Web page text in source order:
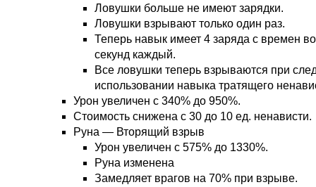
Ловушки больше не имеют зарядки.
Ловушки взрывают только один раз.
Теперь навык имеет 4 заряда с времен
секунд каждый.
Все ловушки теперь взрываются при
использовании навыка тратящего
Урон увеличен с 340% до 950%.
Стоимость снижена с 30 до 10 ед. ненависти.
Руна — Вторящий взрыв
Урон увеличен с 575% до 1330%.
Руна изменена
Замедляет врагов на 70% при взрыве.